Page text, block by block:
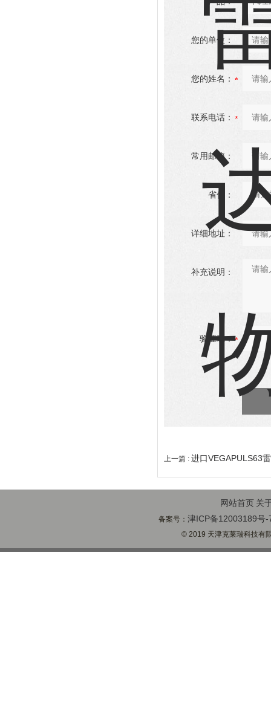
您的单位：
您的姓名：
联系电话：
常用邮箱：
省份：
详细地址：
补充说明：
验证码：
上一篇 : 进口VEGAPULS63
网站首页 关
备案号：津ICP备12003189号-
© 2019 天津克莱瑞科技有